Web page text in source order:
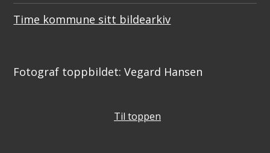
Time kommune sitt bildearkiv
Fotograf toppbildet: Vegard Hansen
Til toppen